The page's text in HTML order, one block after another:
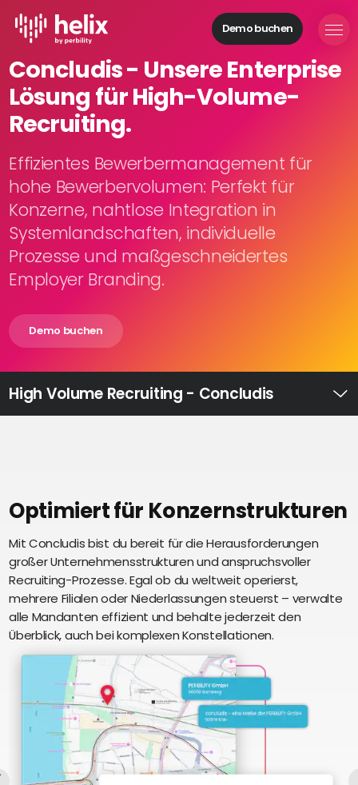
Demo buchen
Helix Module
Organisationen
aufbauen
gewinnen
Mitarbeitende
entwickeln
Feedback
geben
Volume
Ausbildungsmanagement
Lernen
eAkte
und
Digitalisierung
Schnittstellen
Intelligenz
Über uns
Perbility
Offene
Stellen
Concludis - Unsere Enterprise
Lösung für High-Volume-
Recruiting.
Effizientes Bewerbermanagement für
hohe Bewerbervolumen: Perfekt für
Konzerne, nahtlose Integration in
Systemlandschaften, individuelle
Prozesse und maßgeschneidertes
Employer Branding.
Demo buchen
High Volume Recruiting - Concludis
Optimiert für Konzernstrukturen
Mit Concludis bist du bereit für die Herausforderungen
großer Unternehmensstrukturen und anspruchsvoller
Recruiting-Prozesse. Egal ob du weltweit operierst,
mehrere Filialen oder Niederlassungen steuerst – verwalte
alle Mandanten effizient und behalte jederzeit den
Überblick, auch bei komplexen Konstellationen.